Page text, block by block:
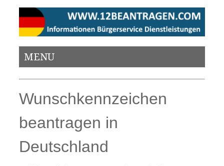
MENU
Wunschkennzeichen
beantragen in
Deutschland